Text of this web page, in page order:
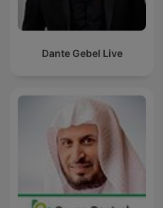
Dante Gebel Live